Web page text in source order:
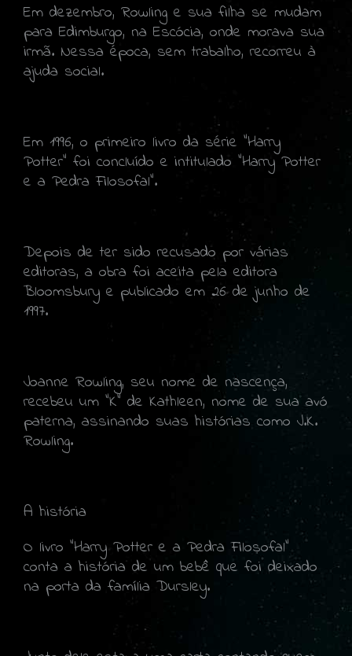
Em dezembro, Rowling e sua filha se mudam
para Edimburgo, na Escócia, onde morava sua
irmã. Nessa época, sem trabalho, recorreu à
ajuda social.
Em 1996, o primeiro livro da série “Harry
Potter” foi concluído e intitulado “Harry Potter
e a Pedra Filosofal”.
Depois de ter sido recusado por várias
editoras, a obra foi aceita pela editora
Bloomsbury e publicado em 26 de junho de
1997.
Joanne Rowling, seu nome de nascença,
recebeu um "K" de Kathleen, nome de sua avó
paterna, assinando suas histórias como J.K.
Rowling.
A história
O livro "Harry Potter e a Pedra Filosofal"
conta a história de um bebê que foi deixado
na porta da família Dursley.